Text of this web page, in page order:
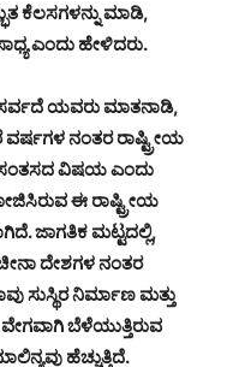
ಕೆಲಸಗಳನ್ನು ಮಾಡಿ,
ಎಂದು ಹೇಳಿದರು.
ಯವರು ಮಾತನಾಡಿ,
ನಂತರ ರಾಷ್ಟ್ರೀಯ
ಸಂತಸದ ವಿಷಯ ಎಂದು
ಈ ರಾಷ್ಟ್ರೀಯ
ಜಾಗತಿಕ ಮಟ್ಟದಲ್ಲಿ,
ದೇಶಗಳ ನಂತರ
ಸುಸ್ಥಿರ ನಿರ್ಮಾಣ ಮತ್ತು
ಬೆಳೆಯುತ್ತಿರುವ
ಹೆಚ್ಚುತ್ತಿದೆ.